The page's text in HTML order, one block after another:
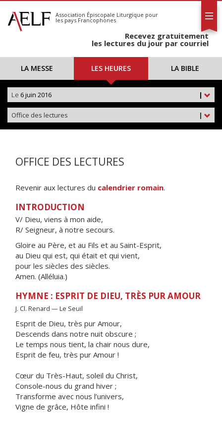
S'abonner
Calendrier
Association Épiscopale Liturgique pour
les pays Francophones
Recevez gratuitement
les lectures du jour par courriel
LA MESSE LES HEURES LA BIBLE
|
Le 6 juin 2016
|
Office des lectures
OFFICE DES LECTURES
Revenir aux lectures du calendrier romain.
INTRODUCTION
V/ Dieu, viens à mon aide,
R/ Seigneur, à notre secours.
Gloire au Père, et au Fils et au Saint-Esprit,
au Dieu qui est, qui était et qui vient,
pour les siècles des siècles.
Amen. (Alléluia.)
HYMNE : ESPRIT DE DIEU, TRÈS PUR AMOUR
J. Cl. Renard — Le Seuil
Esprit de Dieu, très pur Amour,
Descends dans notre nuit obscure ;
Le temps nous tient, la chair nous dure,
Esprit de feu, très pur Amour !
Cœur du Très-Haut, soleil du Christ,
Console-nous du grand hiver ;
Transforme avec nous l’univers,
Vigne de grâce, Hôte infini !